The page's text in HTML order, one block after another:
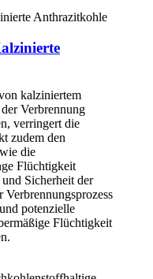
kalziniertem
Verbrennung
verringert die
zudem den
die
Flüchtigkeit
Sicherheit der
potenzielle
Flüchtigkeit